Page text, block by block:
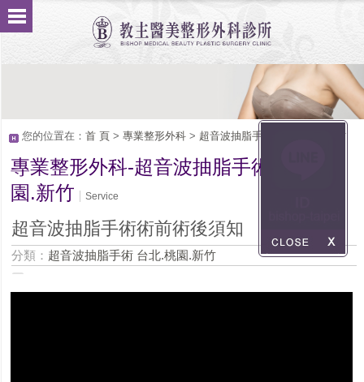
您的位置在： 首 頁> 專業整形外科> 超音波抽脂手術 台北.桃園.新竹
專業整形外科-超音波抽脂手術 台北.桃
園.新竹
Service
超音波抽脂手術術前術後須知
分類： 超音波抽脂手術 台北.桃園.新竹